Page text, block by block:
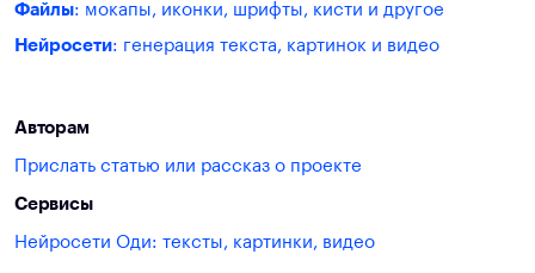
Файлы: мокапы, иконки, шрифты, кисти и другое
Нейросети: генерация текста, картинок и видео
Авторам
Прислать статью или рассказ о проекте
Сервисы
Нейросети Оди: тексты, картинки, видео